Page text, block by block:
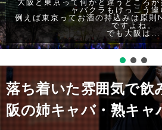
大阪と東京って何かと違うところ
ャバクラもけっこう
例えば東京ってお酒の持込みは原則
ですよね。
でも大阪は...
落ち着いた雰囲気で飲
阪の姉キャバ・熟キャ